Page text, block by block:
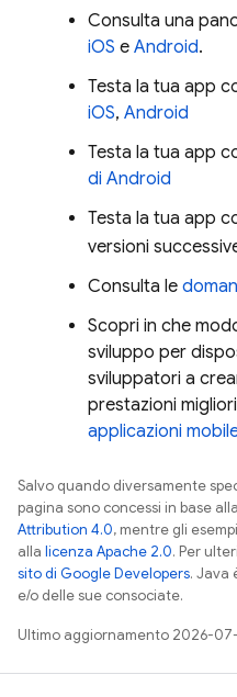
Consulta una
iOS e Android.
Testa la tua app
iOS, Android
Testa la tua app
di Android
Testa la tua app
versioni
Consulta le
Scopri in che
sviluppo per
sviluppatori a
prestazioni
applicazioni
Salvo quando diversamente
pagina sono concessi in base alla
Attribution 4.0, mentre gli
alla licenza Apache 2.0. Per
sito di Google Developers. Java
e/o delle sue consociate.
Ultimo aggiornamento 2026-07-